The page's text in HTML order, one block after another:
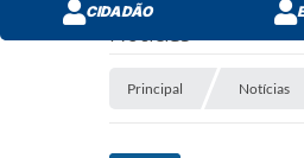
CIDADÃO
Principal Notícias